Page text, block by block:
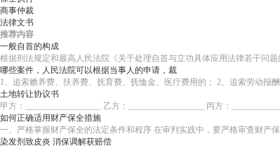
商事仲裁
法律文书
推荐内容
一般自首的构成
根据刑法规定和最高人民法院《关于处理自首与立功具体应用法律若干问
哪些案件，人民法院可以根据当事人的申请，裁
1、追索赡养费、扶养费、抚育费、抚恤金、医疗费用的； 2、追索劳动报
土地转让协议书
甲方：__________________ 乙方：__________________ 丙方：
如何正确适用财产保全措施
一、严格掌握财产保全的法定条件和程序 在审判实践中，要严格审查财产
染发剂致皮炎 消保调解获赔偿